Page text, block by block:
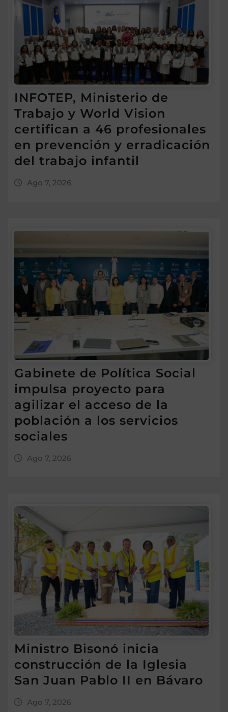
INFOTEP, Ministerio de
Trabajo y World Vision
certifican a 46 profesionales
en prevención y erradicación
del trabajo infantil
Ago 7, 2026
Gabinete de Política Social
impulsa proyecto para
agilizar el acceso de la
población a los servicios
sociales
Ago 7, 2026
Ministro Bisonó inicia
construcción de la Iglesia
San Juan Pablo II en Bávaro
Ago 7, 2026